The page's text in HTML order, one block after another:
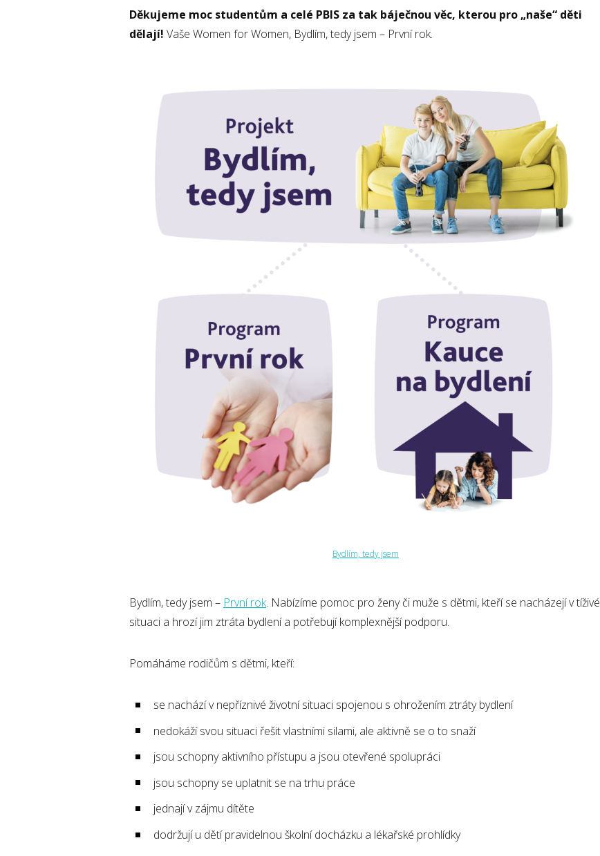
Děkujeme moc studentům a celé PBIS za tak báječnou věc, kterou pro „naše“ děti
dělají! Vaše Women for Women, Bydlím, tedy jsem – První rok.
Bydlím, tedy jsem
Bydlím, tedy jsem – První rok. Nabízíme pomoc pro ženy či muže s dětmi, kteří se nacházejí v tíživé
situaci a hrozí jim ztráta bydlení a potřebují komplexnější podporu.
Pomáháme rodičům s dětmi, kteří:
se nachází v nepříznivé životní situaci spojenou s ohrožením ztráty bydlení
nedokáží svou situaci řešit vlastními silami, ale aktivně se o to snaží
jsou schopny aktivního přístupu a jsou otevřené spolupráci
jsou schopny se uplatnit se na trhu práce
jednají v zájmu dítěte
dodržují u dětí pravidelnou školní docházku a lékařské prohlídky